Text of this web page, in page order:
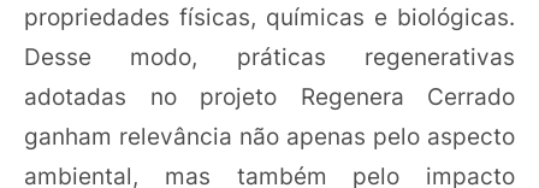
propriedades físicas, químicas e biológicas.
Desse modo, práticas regenerativas
adotadas no projeto Regenera Cerrado
ganham relevância não apenas pelo aspecto
ambiental, mas também pelo impacto